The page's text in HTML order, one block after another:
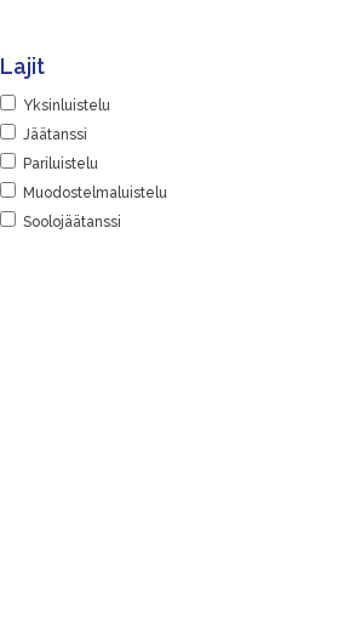
Lajit
Yksinluistelu
Jäätanssi
Pariluistelu
Muodostelmaluistelu
Soolojäätanssi